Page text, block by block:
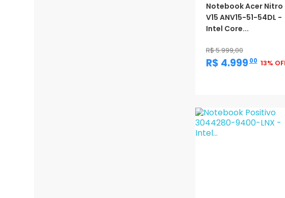
Notebook Acer Nitro
V15 ANV15-51-54DL -
Intel Core...
R$ 5.999,00
R$ 4.999 ,00 13%